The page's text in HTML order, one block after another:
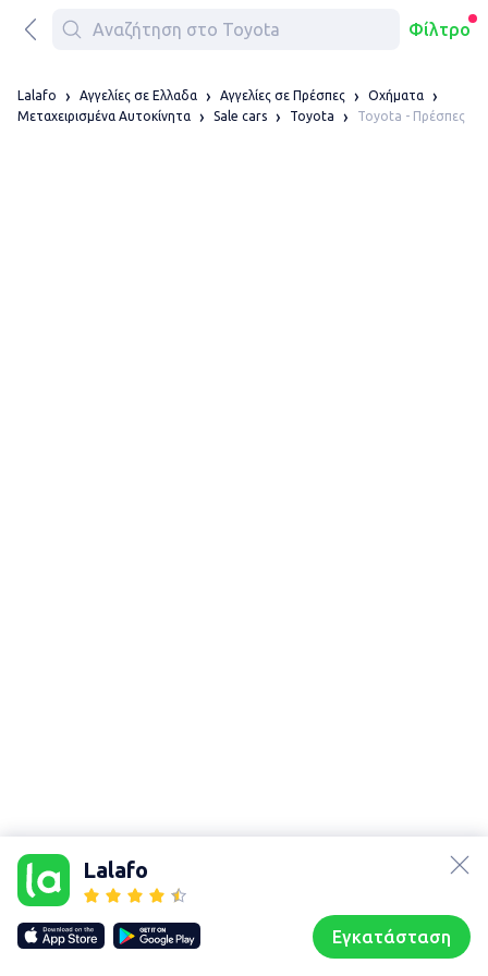
Φίλτρο
Lalafo
Εγκατάσταση
Lalafo Αγγελίες σε Ελλαδα Αγγελίες σε Πρέσπες
Οχήματα
Μεταχειρισμένα Αυτοκίνητα
Sale cars Toyota Toyota - Πρέσπες
Our websites
lalafo.kg
lalafo.rs
lalafo.pl
Sitemap
Χάρτης
Συζητήσεις Προφίλ